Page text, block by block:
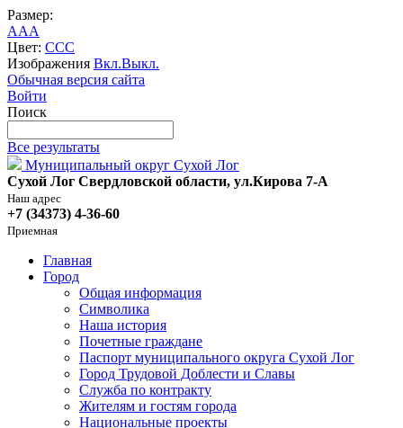
Размер:
AAA
Цвет: CCC
Изображения Вкл.Выкл.
Обычная версия сайта
Войти
Поиск
Все результаты
Муниципальный округ Сухой Лог
Сухой Лог Свердловской области, ул.Кирова 7-А
Наш адрес
+7 (34373) 4-36-60
Приемная
Главная
Город
Общая информация
Символика
Наша история
Почетные граждане
Паспорт муниципального округа Сухой Лог
Город Трудовой Доблести и Славы
Служба по контракту
Жителям и гостям города
Национальные проекты